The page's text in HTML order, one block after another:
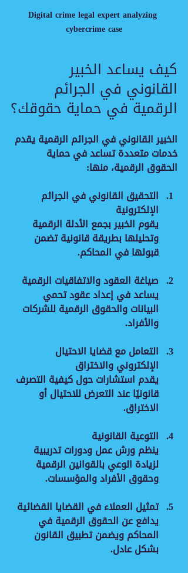
Digital crime legal expert analyzing
cybercrime case
كيف يساعد الخبير
القانوني في الجرائم
الرقمية في حماية حقوقك؟
الخبير القانوني في الجرائم الرقمية يقدم
خدمات متعددة تساعد في حماية
الحقوق الرقمية، منها:
التحقيق القانوني في الجرائم
الإلكترونية
يقوم الخبير بجمع الأدلة الرقمية
وتحليلها بطريقة قانونية تضمن
قبولها في المحاكم.
صياغة العقود والاتفاقيات الرقمية
يساعد في إعداد عقود تحمي
البيانات والحقوق الرقمية للشركات
والأفراد.
التعامل مع قضايا الاحتيال
الإلكتروني والاختراق
يقدم استشارات حول كيفية التصرف
قانونيًا عند التعرض للاحتيال أو
الاختراق.
التوعية القانونية
ينظم ورش عمل ودورات تدريبية
لزيادة الوعي بالقوانين الرقمية
وحقوق الأفراد والمؤسسات.
تمثيل العملاء في القضايا القضائية
يدافع عن الحقوق الرقمية في
المحاكم ويضمن تطبيق القانون
بشكل عادل.